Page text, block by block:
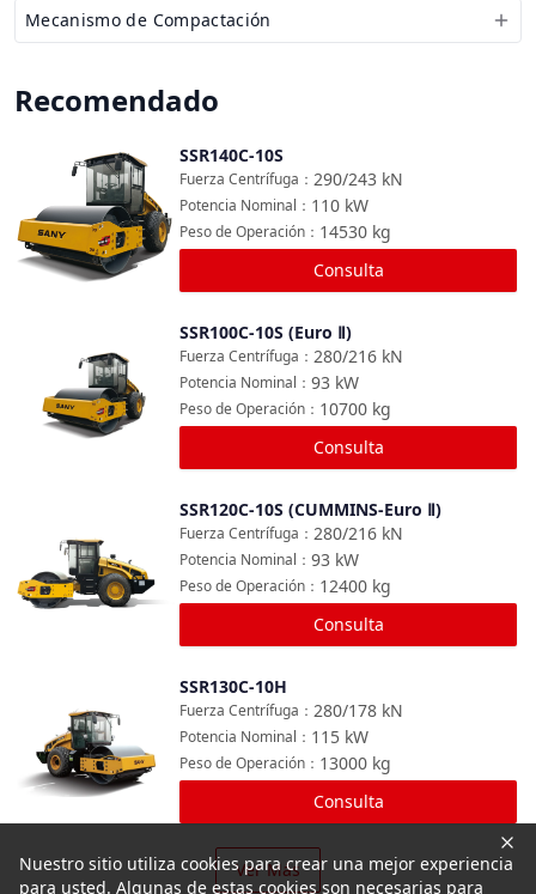
Mecanismo de Compactación
Recomendado
Comparar
SSR140C-10S
290/243 kN
Fuerza Centrífuga ：
110 kW
Potencia Nominal ：
14530 kg
Peso de Operación ：
Consulta
SSR100C-10S (Euro Ⅱ)
280/216 kN
Fuerza Centrífuga ：
93 kW
Potencia Nominal ：
10700 kg
Peso de Operación ：
Consulta
SSR120C-10S (CUMMINS-Euro Ⅱ)
280/216 kN
Fuerza Centrífuga ：
93 kW
Potencia Nominal ：
12400 kg
Peso de Operación ：
Consulta
SSR130C-10H
280/178 kN
Fuerza Centrífuga ：
115 kW
Potencia Nominal ：
13000 kg
Peso de Operación ：
Consulta
Ver Más
Nuestro sitio utiliza cookies para crear una mejor experiencia
para usted. Algunas de estas cookies son necesarias para